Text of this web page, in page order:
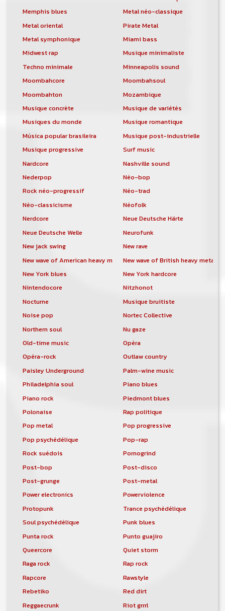
Memphis blues
Metal néo-classique
Metal oriental
Pirate Metal
Metal symphonique
Miami bass
Midwest rap
Musique minimaliste
Techno minimale
Minneapolis sound
Moombahcore
Moombahsoul
Moombahton
Mozambique
Musique concrète
Musique de variétés
Musiques du monde
Musique romantique
Música popular brasileira
Musique post-industrielle
Musique progressive
Surf music
Nardcore
Nashville sound
Nederpop
Néo-bop
Rock néo-progressif
Néo-trad
Néo-classicisme
Néofolk
Nerdcore
Neue Deutsche Härte
Neue Deutsche Welle
Neurofunk
New jack swing
New rave
New wave of American heavy metalNew wave of British heavy metal
New York blues
New York hardcore
Nintendocore
Nitzhonot
Nocturne
Musique bruitiste
Noise pop
Nortec Collective
Northern soul
Nu gaze
Old-time music
Opéra
Opéra-rock
Outlaw country
Paisley Underground
Palm-wine music
Philadelphia soul
Piano blues
Piano rock
Piedmont blues
Polonaise
Rap politique
Pop metal
Pop progressive
Pop psychédélique
Pop-rap
Rock suédois
Pornogrind
Post-bop
Post-disco
Post-grunge
Post-metal
Power electronics
Powerviolence
Protopunk
Trance psychédélique
Soul psychédélique
Punk blues
Punta rock
Punto guajiro
Queercore
Quiet storm
Raga rock
Rap rock
Rapcore
Rawstyle
Rebetiko
Red dirt
Reggaecrunk
Riot grrrl